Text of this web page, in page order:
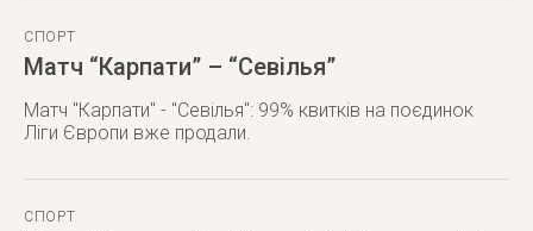
СПОРТ
Матч “Карпати” – “Севілья”
Матч "Карпати" - "Севілья": 99% квитків на поєдинок
Ліги Європи вже продали.
СПОРТ